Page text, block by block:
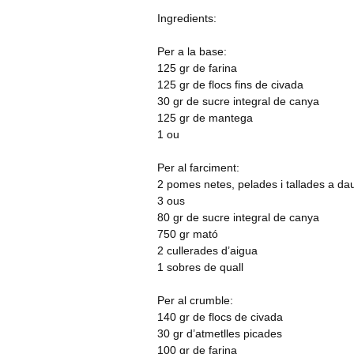
Ingredients:
Per a la base:
125 gr de farina
125 gr de flocs fins de civada
30 gr de sucre integral de canya
125 gr de mantega
1 ou
Per al farciment:
2 pomes netes, pelades i tallades a
3 ous
80 gr de sucre integral de canya
750 gr mató
2 cullerades d’aigua
1 sobres de quall
Per al crumble:
140 gr de flocs de civada
30 gr d’atmetlles picades
100 gr de farina